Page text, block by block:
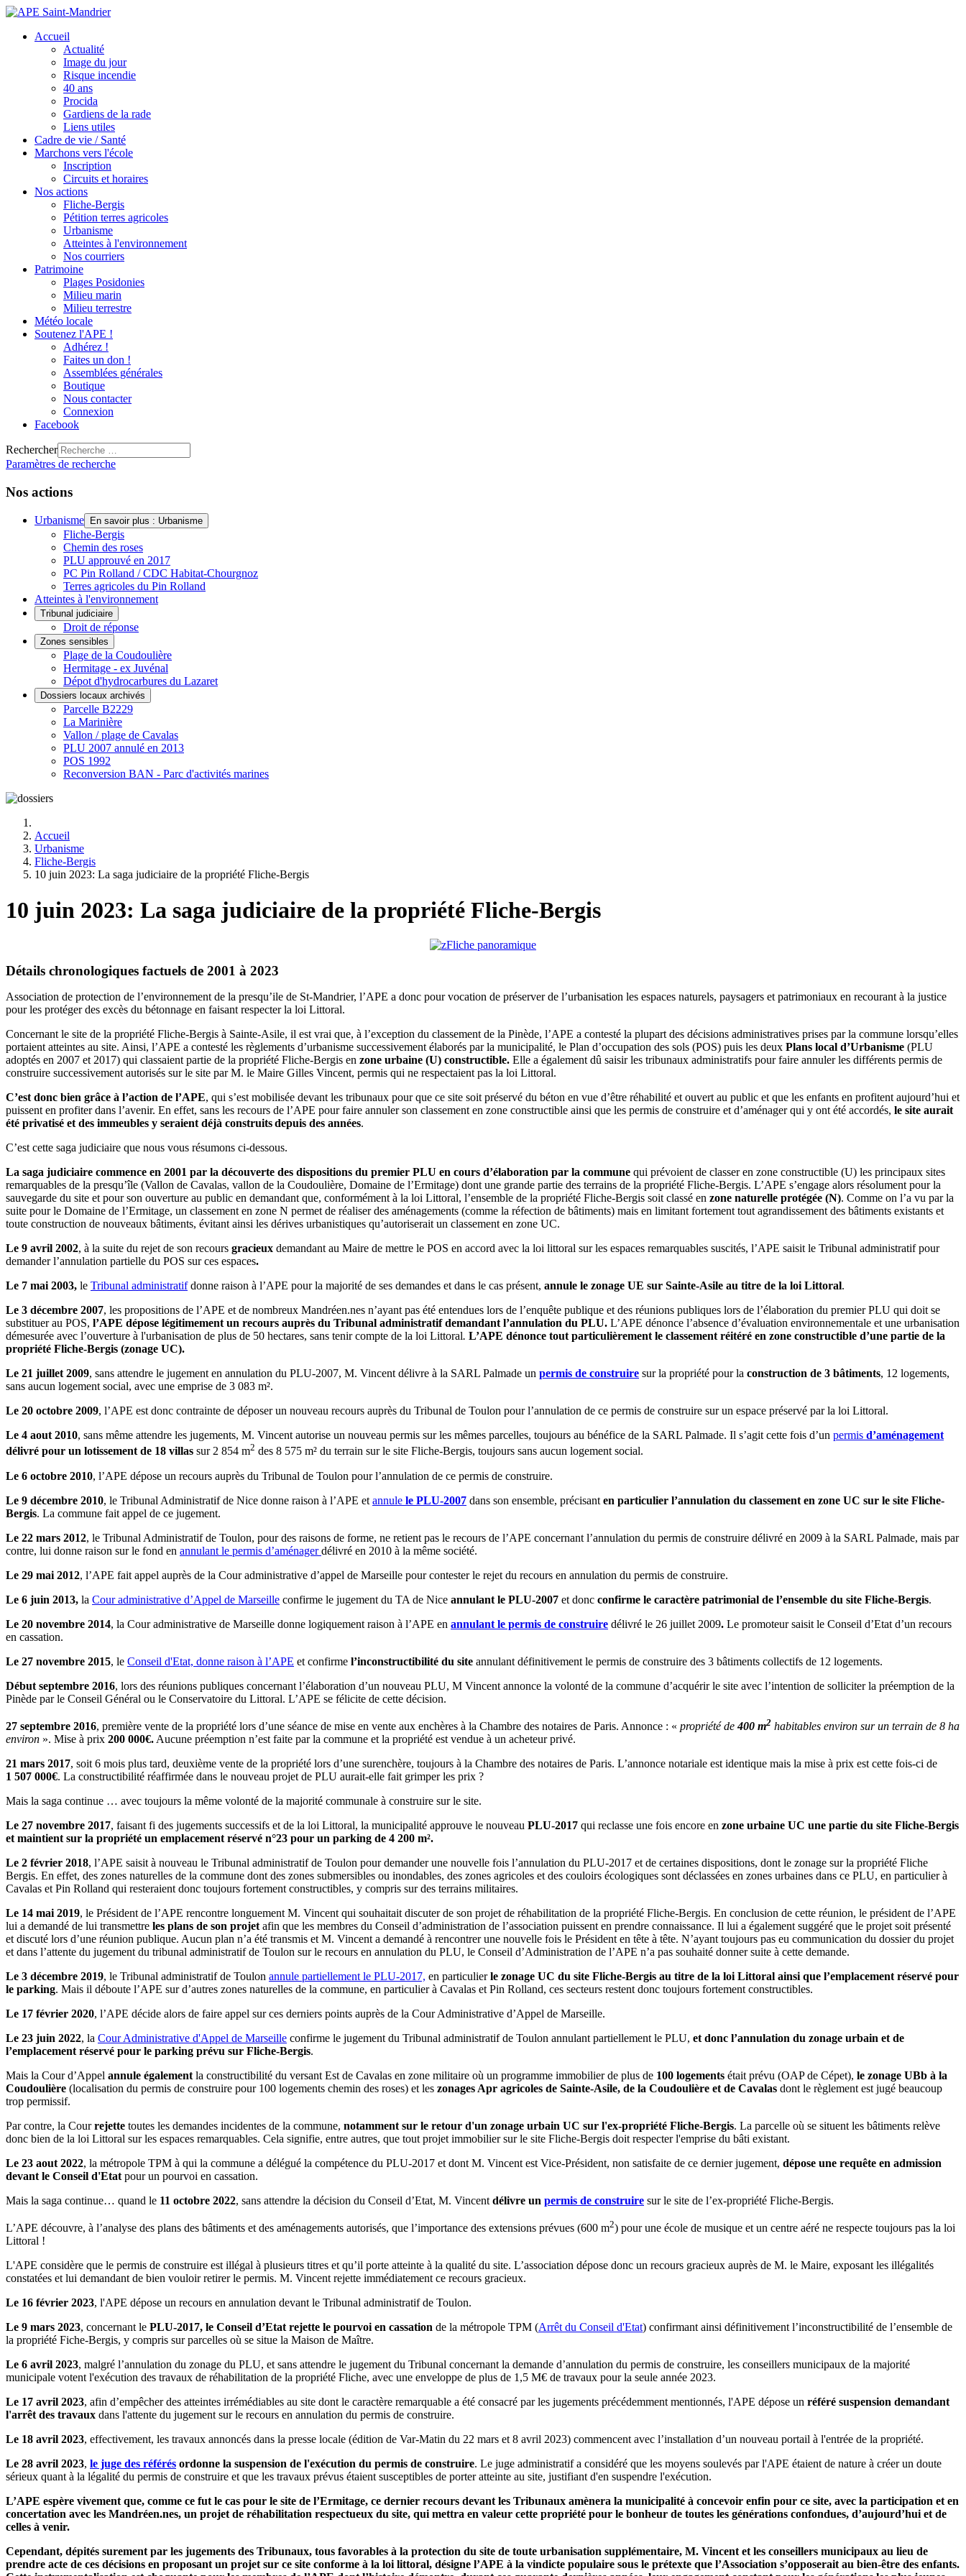
Accueil
Actualité
Image du jour
Risque incendie
40 ans
Procida
Gardiens de la rade
Liens utiles
Cadre de vie / Santé
Marchons vers l'école
Inscription
Circuits et horaires
Nos actions
Fliche-Bergis
Pétition terres agricoles
Urbanisme
Atteintes à l'environnement
Nos courriers
Patrimoine
Plages Posidonies
Milieu marin
Milieu terrestre
Météo locale
Soutenez l'APE !
Adhérez !
Faites un don !
Assemblées générales
Boutique
Nous contacter
Connexion
Facebook
Rechercher
Paramètres de recherche
Nos actions
Urbanisme En savoir plus : Urbanisme
Fliche-Bergis
Chemin des roses
PLU approuvé en 2017
PC Pin Rolland / CDC Habitat-Chourgnoz
Terres agricoles du Pin Rolland
Atteintes à l'environnement
Tribunal judiciaire
Droit de réponse
Zones sensibles
Plage de la Coudoulière
Hermitage - ex Juvénal
Dépot d'hydrocarbures du Lazaret
Dossiers locaux archivés
Parcelle B2229
La Marinière
Vallon / plage de Cavalas
PLU 2007 annulé en 2013
POS 1992
Reconversion BAN - Parc d'activités marines
Accueil
Urbanisme
Fliche-Bergis
10 juin 2023: La saga judiciaire de la propriété Fliche-Bergis
10 juin 2023: La saga judiciaire de la propriété Fliche-Bergis
Détails chronologiques factuels de 2001 à 2023
Association de protection de l’environnement de la presqu’ile de St-Mandrier, l’APE a donc pour vocation de préserver de l’urbanisation les espaces naturels, paysagers et patrimoniaux en recourant à la justice
pour les protéger des excès du bétonnage en faisant respecter la loi Littoral.
Concernant le site de la propriété Fliche-Bergis à Sainte-Asile, il est vrai que, à l’exception du classement de la Pinède, l’APE a contesté la plupart des décisions administratives prises par la commune lorsqu’elles
portaient atteintes au site. Ainsi, l’APE a contesté les règlements d’urbanisme successivement élaborés par la municipalité, le Plan d’occupation des sols (POS) puis les deux Plans local d’Urbanisme (PLU
adoptés en 2007 et 2017) qui classaient partie de la propriété Fliche-Bergis en zone urbaine (U) constructible. Elle a également dû saisir les tribunaux administratifs pour faire annuler les différents permis de
construire successivement autorisés sur le site par M. le Maire Gilles Vincent, permis qui ne respectaient pas la loi Littoral.
C’est donc bien grâce à l’action de l’APE, qui s’est mobilisée devant les tribunaux pour que ce site soit préservé du béton en vue d’être réhabilité et ouvert au public et que les enfants en profitent aujourd’hui et
puissent en profiter dans l’avenir. En effet, sans les recours de l’APE pour faire annuler son classement en zone constructible ainsi que les permis de construire et d’aménager qui y ont été accordés, le site aurait
été privatisé et des immeubles y seraient déjà construits depuis des années.
C’est cette saga judiciaire que nous vous résumons ci-dessous.
La saga judiciaire commence en 2001 par la découverte des dispositions du premier PLU en cours d’élaboration par la commune qui prévoient de classer en zone constructible (U) les principaux sites
remarquables de la presqu’île (Vallon de Cavalas, vallon de la Coudoulière, Domaine de l’Ermitage) dont une grande partie des terrains de la propriété Fliche-Bergis. L’APE s’engage alors résolument pour la
sauvegarde du site et pour son ouverture au public en demandant que, conformément à la loi Littoral, l’ensemble de la propriété Fliche-Bergis soit classé en zone naturelle protégée (N). Comme on l’a vu par la
suite pour le Domaine de l’Ermitage, un classement en zone N permet de réaliser des aménagements (comme la réfection de bâtiments) mais en limitant fortement tout agrandissement des bâtiments existants et
toute construction de nouveaux bâtiments, évitant ainsi les dérives urbanistiques qu’autoriserait un classement en zone UC.
Le 9 avril 2002, à la suite du rejet de son recours gracieux demandant au Maire de mettre le POS en accord avec la loi littoral sur les espaces remarquables suscités, l’APE saisit le Tribunal administratif pour
demander l’annulation partielle du POS sur ces espaces.
Le 7 mai 2003, le Tribunal administratifdonne raison à l’APE pour la majorité de ses demandes et dans le cas présent, annule le zonage UE sur Sainte-Asile au titre de la loi Littoral.
Le 3 décembre 2007, les propositions de l’APE et de nombreux Mandréen.nes n’ayant pas été entendues lors de l’enquête publique et des réunions publiques lors de l’élaboration du premier PLU qui doit se
substituer au POS, l’APE dépose légitimement un recours auprès du Tribunal administratif demandant l’annulation du PLU. L’APE dénonce l’absence d’évaluation environnementale et une urbanisation
démesurée avec l’ouverture à l'urbanisation de plus de 50 hectares, sans tenir compte de la loi Littoral. L’APE dénonce tout particulièrement le classement réitéré en zone constructible d’une partie de la
propriété Fliche-Bergis (zonage UC).
Le 21 juillet 2009, sans attendre le jugement en annulation du PLU-2007, M. Vincent délivre à la SARL Palmade un permis de construire sur la propriété pour la construction de 3 bâtiments, 12 logements,
sans aucun logement social, avec une emprise de 3 083 m².
Le 20 octobre 2009, l’APE est donc contrainte de déposer un nouveau recours auprès du Tribunal de Toulon pour l’annulation de ce permis de construire sur un espace préservé par la loi Littoral.
Le 4 aout 2010, sans même attendre les jugements, M. Vincent autorise un nouveau permis sur les mêmes parcelles, toujours au bénéfice de la SARL Palmade. Il s’agit cette fois d’un permis d’aménagement
délivré pour un lotissement de 18 villas sur 2 854 m2 des 8 575 m² du terrain sur le site Fliche-Bergis, toujours sans aucun logement social.
Le 6 octobre 2010, l’APE dépose un recours auprès du Tribunal de Toulon pour l’annulation de ce permis de construire.
Le 9 décembre 2010, le Tribunal Administratif de Nice donne raison à l’APE et annule le PLU-2007 dans son ensemble, précisant en particulier l’annulation du classement en zone UC sur le site Fliche-
Bergis. La commune fait appel de ce jugement.
Le 22 mars 2012, le Tribunal Administratif de Toulon, pour des raisons de forme, ne retient pas le recours de l’APE concernant l’annulation du permis de construire délivré en 2009 à la SARL Palmade, mais par
contre, lui donne raison sur le fond en annulant le permis d’aménagerdélivré en 2010 à la même société.
Le 29 mai 2012, l’APE fait appel auprès de la Cour administrative d’appel de Marseille pour contester le rejet du recours en annulation du permis de construire.
Le 6 juin 2013, la Cour administrative d’Appel de Marseille confirme le jugement du TA de Nice annulant le PLU-2007 et donc confirme le caractère patrimonial de l’ensemble du site Fliche-Bergis.
Le 20 novembre 2014, la Cour administrative de Marseille donne logiquement raison à l’APE en annulant le permis de construire délivré le 26 juillet 2009. Le promoteur saisit le Conseil d’Etat d’un recours
en cassation.
Le 27 novembre 2015, le Conseil d'Etat, donne raison à l’APE et confirme l’inconstructibilité du site annulant définitivement le permis de construire des 3 bâtiments collectifs de 12 logements.
Début septembre 2016, lors des réunions publiques concernant l’élaboration d’un nouveau PLU, M Vincent annonce la volonté de la commune d’acquérir le site avec l’intention de solliciter la préemption de la
Pinède par le Conseil Général ou le Conservatoire du Littoral. L’APE se félicite de cette décision.
27 septembre 2016, première vente de la propriété lors d’une séance de mise en vente aux enchères à la Chambre des notaires de Paris. Annonce : « propriété de400 m2 habitables environ sur un terrain de 8 ha
environ ». Mise à prix 200 000€. Aucune préemption n’est faite par la commune et la propriété est vendue à un acheteur privé.
21 mars 2017, soit 6 mois plus tard, deuxième vente de la propriété lors d’une surenchère, toujours à la Chambre des notaires de Paris. L’annonce notariale est identique mais la mise à prix est cette fois-ci de
1 507 000€. La constructibilité réaffirmée dans le nouveau projet de PLU aurait-elle fait grimper les prix ?
Mais la saga continue … avec toujours la même volonté de la majorité communale à construire sur le site.
Le 27 novembre 2017, faisant fi des jugements successifs et de la loi Littoral, la municipalité approuve le nouveau PLU-2017 qui reclasse une fois encore en zone urbaine UC une partie du site Fliche-Bergis
et maintient sur la propriété un emplacement réservé n°23 pour un parking de 4 200 m².
Le 2 février 2018, l’APE saisit à nouveau le Tribunal administratif de Toulon pour demander une nouvelle fois l’annulation du PLU-2017 et de certaines dispositions, dont le zonage sur la propriété Fliche
Bergis. En effet, des zones naturelles de la commune dont des zones submersibles ou inondables, des zones agricoles et des couloirs écologiques sont déclassées en zones urbaines dans ce PLU, en particulier à
Cavalas et Pin Rolland qui resteraient donc toujours fortement constructibles, y compris sur des terrains militaires.
Le 14 mai 2019, le Président de l’APE rencontre longuement M. Vincent qui souhaitait discuter de son projet de réhabilitation de la propriété Fliche-Bergis. En conclusion de cette réunion, le président de l’APE
lui a demandé de lui transmettre les plans de son projet afin que les membres du Conseil d’administration de l’association puissent en prendre connaissance. Il lui a également suggéré que le projet soit présenté
et discuté lors d’une réunion publique. Aucun plan n’a été transmis et M. Vincent a demandé à rencontrer une nouvelle fois le Président en tête à tête. N’ayant toujours pas eu communication du dossier du projet
et dans l’attente du jugement du tribunal administratif de Toulon sur le recours en annulation du PLU, le Conseil d’Administration de l’APE n’a pas souhaité donner suite à cette demande.
Le 3 décembre 2019, le Tribunal administratif de Toulon annule partiellement le PLU-2017, en particulierle zonage UC du site Fliche-Bergis au titre de la loi Littoral ainsi que l’emplacement réservé pour
le parking. Mais il déboute l’APE sur d’autres zones naturelles de la commune, en particulier à Cavalas et Pin Rolland, ces secteurs restent donc toujours fortement constructibles.
Le 17 février 2020, l’APE décide alors de faire appel sur ces derniers points auprès de la Cour Administrative d’Appel de Marseille.
Le 23 juin 2022, la Cour Administrative d'Appel de Marseille confirme le jugement du Tribunal administratif de Toulon annulant partiellement le PLU, et donc l’annulation du zonage urbain et de
l’emplacement réservé pour le parking prévu sur Fliche-Bergis.
Mais la Cour d’Appel annule également la constructibilité du versant Est de Cavalas en zone militaire où un programme immobilier de plus de 100 logements était prévu (OAP de Cépet), le zonage UBb à la
Coudoulière (localisation du permis de construire pour 100 logements chemin des roses) et les zonages Apr agricoles de Sainte-Asile, de la Coudoulière et de Cavalas dont le règlement est jugé beaucoup
trop permissif.
Par contre, la Courrejette toutes les demandes incidentes de la commune, notamment sur le retour d'un zonage urbain UC sur l'ex-propriété Fliche-Bergis. La parcelle où se situent les bâtiments relève
donc bien de la loi Littoral sur les espaces remarquables. Cela signifie, entre autres, que tout projet immobilier sur le site Fliche-Bergis doit respecter l'emprise du bâti existant.
Le 23 aout 2022, la métropole TPM à qui la commune a délégué la compétence du PLU-2017 et dont M. Vincent est Vice-Président, non satisfaite de ce dernier jugement, dépose une requête en admission
devant le Conseil d'Etat pour un pourvoi en cassation.
Mais la saga continue… quand le 11 octobre 2022, sans attendre la décision du Conseil d’Etat, M. Vincent délivre un permis de construire sur le site de l’ex-propriété Fliche-Bergis.
L’APE découvre, à l’analyse des plans des bâtiments et des aménagements autorisés, que l’importance des extensions prévues (600 m2) pour une école de musique et un centre aéré ne respecte toujours pas la loi
Littoral !
L'APE considère que le permis de construire est illégal à plusieurs titres et qu’il porte atteinte à la qualité du site. L’association dépose donc un recours gracieux auprès de M. le Maire, exposant les illégalités
constatées et lui demandant de bien vouloir retirer le permis. M. Vincent rejette immédiatement ce recours gracieux.
Le 16 février 2023, l'APE dépose un recours en annulation devant le Tribunal administratif de Toulon.
Le 9 mars 2023, concernant le PLU-2017, le Conseil d’Etat rejette le pourvoi en cassation de la métropole TPM (Arrêt du Conseil d'Etat) confirmant ainsi définitivement l’inconstructibilité de l’ensemble de
la propriété Fiche-Bergis, y compris sur parcelles où se situe la Maison de Maître.
Le 6 avril 2023, malgré l’annulation du zonage du PLU, et sans attendre le jugement du Tribunal concernant la demande d’annulation du permis de construire, les conseillers municipaux de la majorité
municipale votent l'exécution des travaux de réhabilitation de la propriété Fliche, avec une enveloppe de plus de 1,5 M€ de travaux pour la seule année 2023.
Le 17 avril 2023, afin d’empêcher des atteintes irrémédiables au site dont le caractère remarquable a été consacré par les jugements précédemment mentionnés, l'APE dépose un référé suspension demandant
l'arrêt des travaux dans l'attente du jugement sur le recours en annulation du permis de construire.
Le 18 avril 2023, effectivement, les travaux annoncés dans la presse locale (édition de Var-Matin du 22 mars et 8 avril 2023) commencent avec l’installation d’un nouveau portail à l'entrée de la propriété.
Le 28 avril 2023, le juge des référés ordonne la suspension de l'exécution du permis de construire. Le juge administratif a considéré que les moyens soulevés par l'APE étaient de nature à créer un doute
sérieux quant à la légalité du permis de construire et que les travaux prévus étaient susceptibles de porter atteinte au site, justifiant d'en suspendre l'exécution.
L’APE espère vivement que, comme ce fut le cas pour le site de l’Ermitage, ce dernier recours devant les Tribunaux amènera la municipalité à concevoir enfin pour ce site, avec la participation et en
concertation avec les Mandréen.nes, un projet de réhabilitation respectueux du site, qui mettra en valeur cette propriété pour le bonheur de toutes les générations confondues, d’aujourd’hui et de
celles à venir.
Cependant, dépités surement par les jugements des Tribunaux, tous favorables à la protection du site de toute urbanisation supplémentaire, M. Vincent et les conseillers municipaux au lieu de
prendre acte de ces décisions en proposant un projet sur ce site conforme à la loi littoral, désigne l’APE à la vindicte populaire sous le prétexte que l’Association s’opposerait au bien-être des enfants.